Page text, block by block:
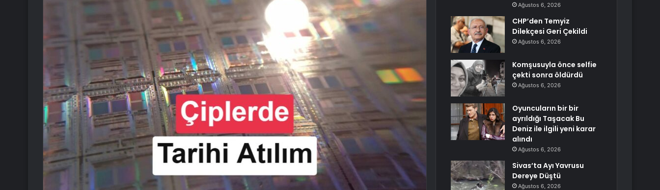
Ağustos 6, 2026
CHP’den Temyiz
Dilekçesi Geri Çekildi
Ağustos 6, 2026
Komşusuyla önce selfie
çekti sonra öldürdü
Ağustos 6, 2026
Oyuncuların bir bir
ayrıldığı Taşacak Bu
Deniz ile ilgili yeni karar
alındı
Ağustos 6, 2026
Sivas’ta Ayı Yavrusu
Dereye Düştü
Ağustos 6, 2026